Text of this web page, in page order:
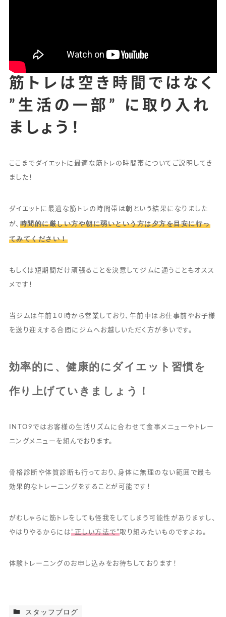
筋トレは空き時間ではなく
”生活の一部” に取り入れ
ましょう！
ここまでダイエットに最適な筋トレの時間帯についてご説明してき
ました！
ダイエットに最適な筋トレの時間帯は朝という結果になりました
が、 時間的に厳しい方や朝に弱いという方は夕方を目安に行っ
てみてください！
もしくは短期間だけ頑張ることを決意してジムに通うこともオスス
メです！
当ジムは午前１０時から営業しており、午前中はお仕事前やお子様
を送り迎えする合間にジムへお越しいただく方が多いです。
効率的に、健康的にダイエット習慣を
作り上げていきましょう！
INTO9ではお客様の生活リズムに合わせて食事メニューやトレー
ニングメニューを組んでおります。
骨格診断や体質診断も行っており、身体に無理のない範囲で最も
効果的なトレーニングをすることが可能です！
がむしゃらに筋トレをしても怪我をしてしまう可能性がありますし、
やはりやるからには”正しい方法で”取り組みたいものですよね。
体験トレーニングのお申し込みをお待ちしております！
スタッフブログ